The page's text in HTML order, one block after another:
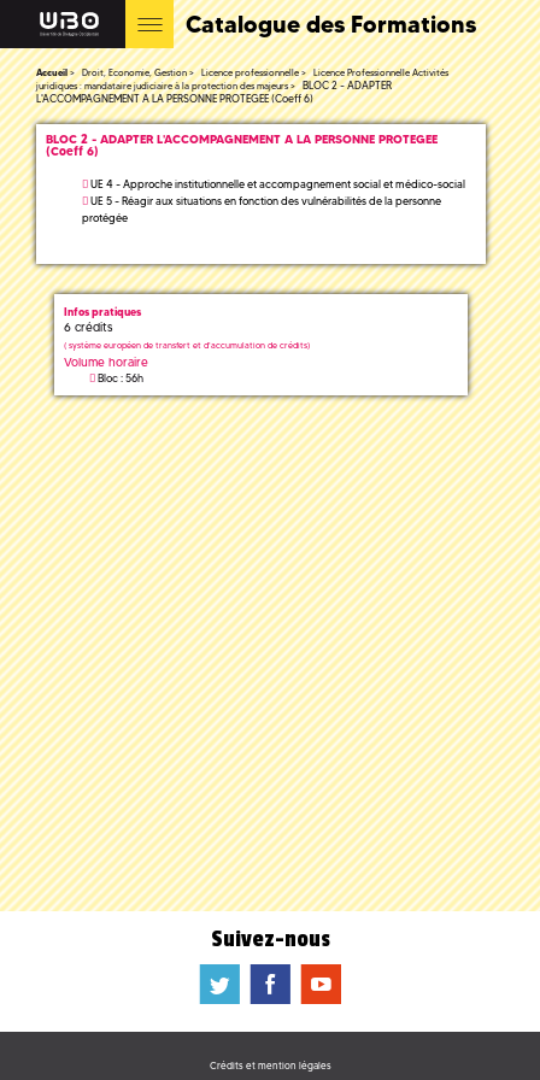
Catalogue des Formations
Accueil Droit, Economie, Gestion Licence professionnelle
Licence Professionnelle Activités
juridiques : mandataire judiciaire à la protection des majeurs
BLOC 2 - ADAPTER
L'ACCOMPAGNEMENT A LA PERSONNE PROTEGEE (Coeff 6)
BLOC 2 - ADAPTER L'ACCOMPAGNEMENT A LA PERSONNE PROTEGEE
(Coeff 6)
UE 4 - Approche institutionnelle et accompagnement social et médico-social
UE 5 - Réagir aux situations en fonction des vulnérabilités de la personne
protégée
Infos pratiques
6 crédits
( système européen de transfert et d'accumulation de crédits)
Volume horaire
Bloc : 56h
Suivez-nous
a b f
Crédits et mention légales